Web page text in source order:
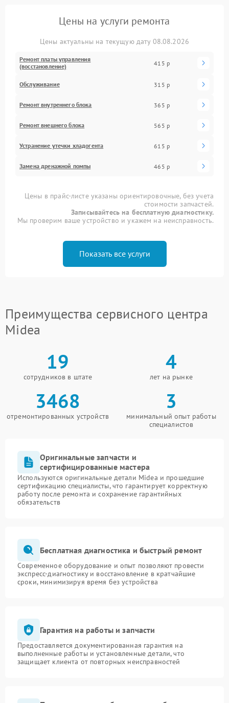
Цены на услуги ремонта
Цены актуальны на текущую дату 08.08.2026
Ремонт платы управления
(восстановление)
415 р
Обслуживание 315 р
Ремонт внутреннего блока 365 р
Ремонт внешнего блока 565 р
Устранение утечки хладогента 615 р
Замена дренажной помпы 465 р
Цены в прайс-листе указаны ориентировочные, без учета
стоимости запчастей.
Записывайтесь на бесплатную диагностику.
Мы проверим ваше устройство и укажем на неисправность.
Показать все услуги
Преимущества сервисного центра
Midea
19
сотрудников в штате
4
лет на рынке
3468
отремонтированных устройств
3
минимальный опыт работы
специалистов
Оригинальные запчасти и
сертифицированные мастера
Используются оригинальные детали Midea и прошедшие
сертификацию специалисты, что гарантирует корректную
работу после ремонта и сохранение гарантийных
обязательств
Бесплатная диагностика и быстрый ремонт
Современное оборудование и опыт позволяют провести
экспресс-диагностику и восстановление в кратчайшие
сроки, минимизируя время без устройства
Гарантия на работы и запчасти
Предоставляется документированная гарантия на
выполненные работы и установленные детали, что
защищает клиента от повторных неисправностей